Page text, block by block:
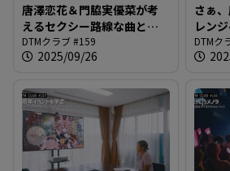
唐澤恋花＆門脇実優菜が考
えるセクシー路線な曲とダ
ンス＠DTMクラブ #159
DTMクラブ #159
2025/09/26
さぁ
レン
DTMク